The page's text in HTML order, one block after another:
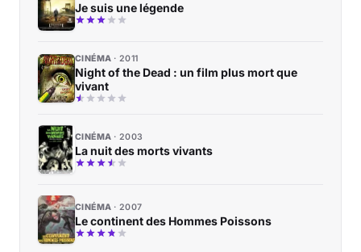
Je suis une légende
CINÉMA 2011
Night of the Dead : un film plus mort que
vivant
CINÉMA 2003
La nuit des morts vivants
CINÉMA 2007
Le continent des Hommes Poissons